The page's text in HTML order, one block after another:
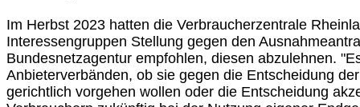
Im Herbst 2023 hatten die Verbraucherzentrale
Interessengruppen Stellung gegen den
Bundesnetzagentur empfohlen, diesen abzulehnen.
Anbieterverbänden, ob sie gegen die Entscheidung
gerichtlich vorgehen wollen oder die Entscheidung